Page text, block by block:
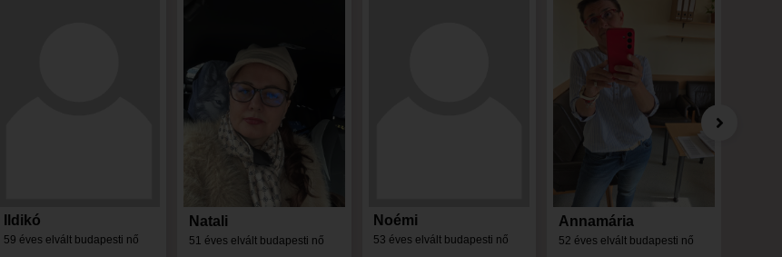
Ildikó
59 éves elvált budapesti nő
Natali
51 éves elvált budapesti nő
Noémi
53 éves elvált budapesti nő
Annamária
52 éves elvált budapesti nő